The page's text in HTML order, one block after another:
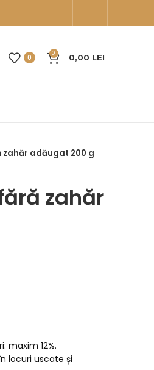
0
0 0,00 LEI
zahăr adăugat 200 g
zahăr
maxim 12%.
locuri uscate și